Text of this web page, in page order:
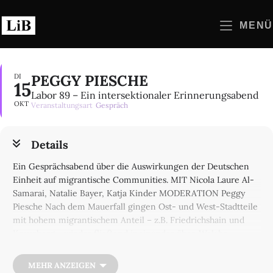
Inhalt
springen
MENÜ
DI
15
OKT
PEGGY PIESCHE
Labor 89 – Ein intersektionaler Erinnerungsabend
Veranstaltungsart Gespräch
Details
Ein Gesprächsabend über die Auswirkungen der Deutschen
Einheit auf migrantische Communities. MIT Nicola Laure Al-
Samarai, Natalie Bayer, Katja Kinder MODERATION Peggy
Piesche Nach dem Mauerfall gingen Ost- und West-Stadtteile
mit hohem migrantischem Anteil – z.B. Friedrichshain und
gab es zwischen den ehemaligen „Vertragsarbeiter_innen“
MEHR ANZEIGEN